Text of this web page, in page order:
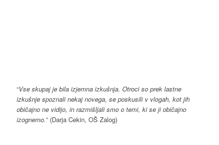
“Vse skupaj je bila izjemna izkušnja. Otroci so prek lastne
izkušnje spoznali nekaj novega, se poskusili v vlogah, kot jih
običajno ne vidijo, in razmišljali smo o temi, ki se ji običajno
izognemo.” (Darja Cekin, OŠ Zalog)